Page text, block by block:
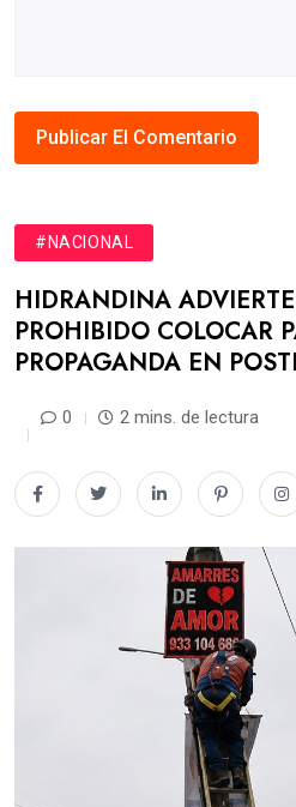
#NACIONAL
HIDRANDINA
PROHIBIDO COLOCAR
PROPAGANDA EN
0 2 mins. de lectura